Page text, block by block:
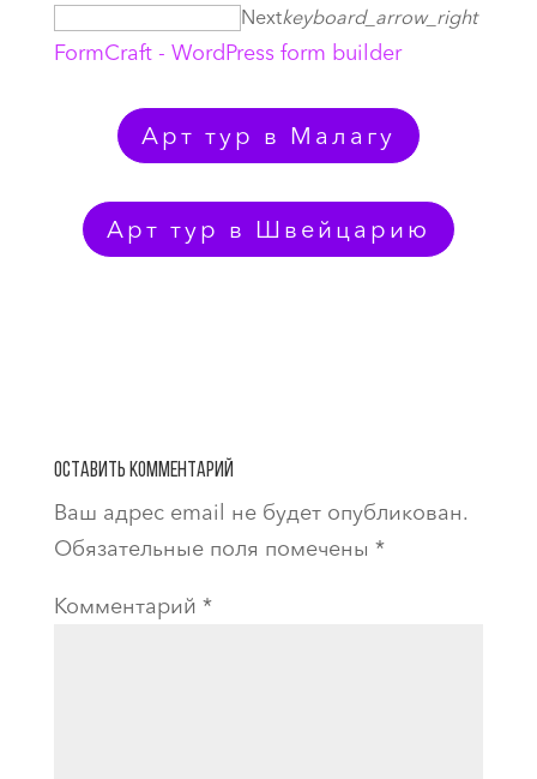
Nextkeyboard_arrow_right
FormCraft - WordPress form builder
Арт тур в Малагу
Арт тур в Швейцарию
Оставить комментарий
Ваш адрес email не будет опубликован.
Обязательные поля помечены *
Комментарий *